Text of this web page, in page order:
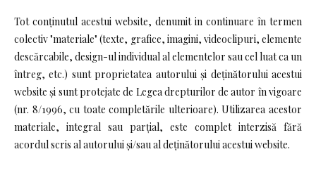
Tot conținutul acestui website, denumit in continuare în termen
colectiv "materiale" (texte, grafice, imagini, videoclipuri, elemente
descărcabile, design-ul individual al elementelor sau cel luat ca un
întreg, etc.) sunt proprietatea autorului și deținătorului acestui
website și sunt protejate de Legea drepturilor de autor în vigoare
(nr. 8/1996, cu toate completările ulterioare). Utilizarea acestor
materiale, integral sau parțial, este complet interzisă fără
acordul scris al autorului și/sau al deținătorului acestui website.